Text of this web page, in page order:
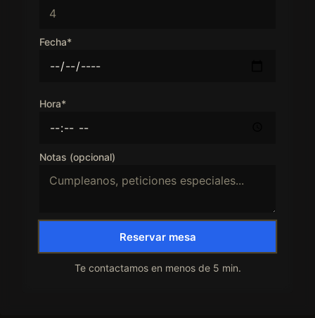
Fecha*
Hora*
Notas (opcional)
Reservar mesa
Te contactamos en menos de 5 min.